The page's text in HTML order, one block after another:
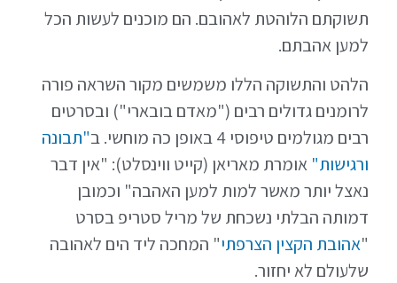
תשוקתם הלוהטת לאהובם. הם מוכנים לעשות הכל
למען אהבתם.
הלהט והתשוקה הללו משמשים מקור השראה פורה
לרומנים גדולים רבים ("מאדם בובארי") ובסרטים
רבים מגולמים טיפוסי 4 באופן כה מוחשי. ב
"תבונה
ורגישות" אומרת מאריאן (קייט ווינסלט): "אין דבר
נאצל יותר מאשר למות למען האהבה" וכמובן
דמותה הבלתי נשכחת של מריל סטריפ בסרט
"אהובת הקצין הצרפתי" המחכה ליד הים לאהובה
שלעולם לא יחזור.